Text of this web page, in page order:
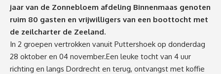
jaar van de Zonnebloem afdeling Binnenmaas genoten
ruim 80 gasten en vrijwilligers van een boottocht met
de zeilcharter de Zeeland.
In 2 groepen vertrokken vanuit Puttershoek op donderdag
28 oktober en 04 november.Een leuke tocht van 4 uur
richting en langs Dordrecht en terug, ontvangst met koffie